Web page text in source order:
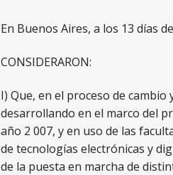
En Buenos Aires, a los 13 días
CONSIDERARON:
I) Que, en el proceso de
desarrollando en el marco del
año 2 007, y en uso de las
de tecnologías electrónicas y
de la puesta en marcha de